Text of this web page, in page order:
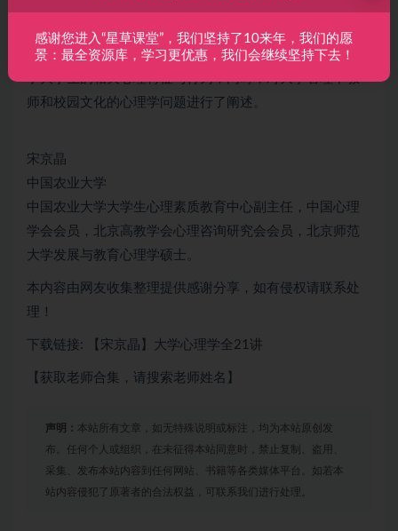
本系列介绍了心理学的学科概要及其与大学教育的关系，
介绍了大学生心理发展的一般规律；从心理学的视角分析
师和校园文化的心理学问题进行了阐述。
宋京晶
中国农业大学
中国农业大学大学生心理素质教育中心副主任，中国心理
学会会员，北京高教学会心理咨询研究会会员，北京师范
大学发展与教育心理学硕士。
本内容由网友收集整理提供感谢分享，如有侵权请联系处
理！
下载链接: 【宋京晶】大学心理学全21讲
【获取老师合集，请搜索老师姓名】
声明： 本站所有文章，如无特殊说明或标注，均为本站原创发
布。任何个人或组织，在未征得本站同意时，禁止复制、盗用、
采集、发布本站内容到任何网站、书籍等各类媒体平台。如若本
站内容侵犯了原著者的合法权益，可联系我们进行处理。
感谢您进入“星草课堂”，我们坚持了10来年，我们的愿
景：最全资源库，学习更优惠，我们会继续坚持下去！